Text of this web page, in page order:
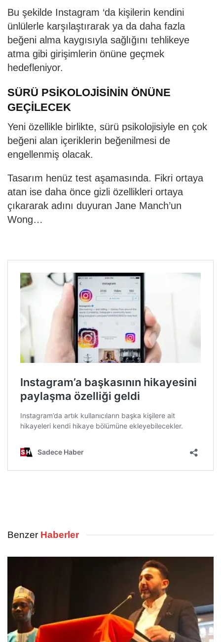
Bu şekilde Instagram ‘da kişilerin kendini
ünlülerle karşılaştırarak ya da daha fazla
beğeni alma kaygısıyla sağlığını tehlikeye
atma gibi girişimlerin önüne geçmek
hedefleniyor.
SÜRÜ PSİKOLOJİSİNİN ÖNÜNE
GEÇİLECEK
Yeni özellikle birlikte, sürü psikolojisiyle en çok
beğeni alan içeriklerin beğenilmesi de
engellenmiş olacak.
Tasarım henüz test aşamasında. Fikri ortaya
atan ise daha önce gizli özellikleri ortaya
çıkararak adını duyuran Jane Manch’un
Wong…
Benzer Haberler